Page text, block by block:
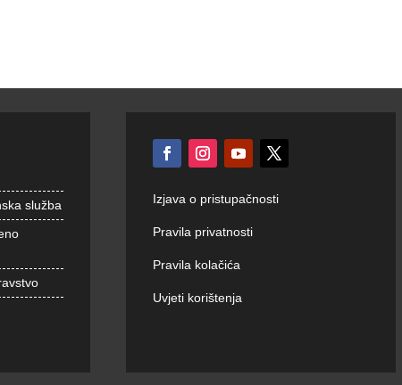
služba
Izjava o pristupačnosti
Pravila privatnosti
Pravila kolačića
Uvjeti korištenja